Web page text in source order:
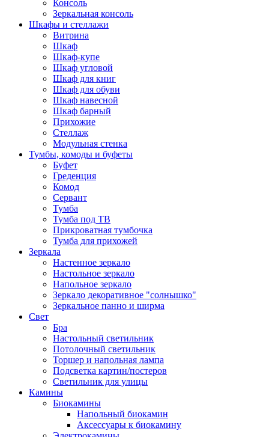
Консоль
Зеркальная консоль
Шкафы и стеллажи
Витрина
Шкаф
Шкаф-купе
Шкаф угловой
Шкаф для книг
Шкаф для обуви
Шкаф навесной
Шкаф барный
Прихожие
Стеллаж
Модульная стенка
Тумбы, комоды и буфеты
Буфет
Греденция
Комод
Сервант
Тумба
Тумба под ТВ
Прикроватная тумбочка
Тумба для прихожей
Зеркала
Настенное зеркало
Настольное зеркало
Напольное зеркало
Зеркало декоративное "солнышко"
Зеркальное панно и ширма
Свет
Бра
Настольный светильник
Потолочный светильник
Торшер и напольная лампа
Подсветка картин/постеров
Светильник для улицы
Камины
Биокамины
Напольный биокамин
Аксессуары к биокамину